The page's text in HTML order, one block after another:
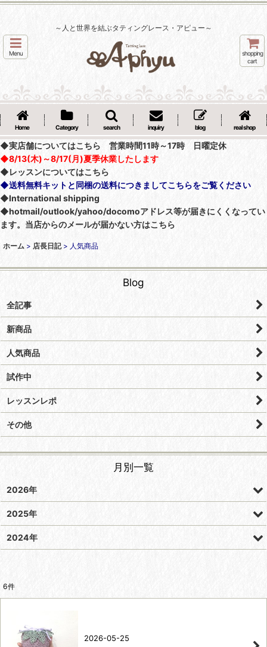
～人と世界を結ぶタティングレース・アピュー～
Menu
shopping
cart
Home Category search inquiry blog real shop
◆実店舗についてはこちら 営業時間11時～17時 日曜定休
◆8/13(木)～8/17(月)夏季休業したします
◆レッスンについてはこちら
◆送料無料キットと同梱の送料につきましてこちらをご覧ください
◆International shipping
◆hotmail/outlook/yahoo/docomoアドレス等が届きにくくなってい
ます。当店からのメールが届かない方はこちら
ホーム > 店長日記 > 人気商品
6件
2026-05-25
Blog
全記事
新商品
人気商品
試作中
レッスンレポ
その他
月別一覧
2026年
2025年
2024年